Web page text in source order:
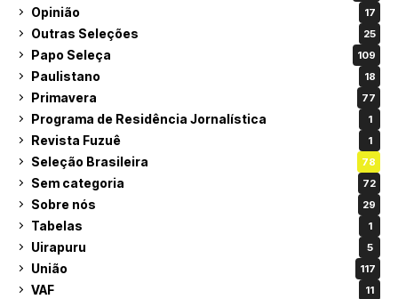
Opinião 17
Outras Seleções 25
Papo Seleça 109
Paulistano 18
Primavera 77
Programa de Residência Jornalística 1
Revista Fuzuê 1
Seleção Brasileira 78
Sem categoria 72
Sobre nós 29
Tabelas 1
Uirapuru 5
União 117
VAF 11